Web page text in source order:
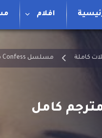
افلام
كاملة مسلسل Confess مترجم